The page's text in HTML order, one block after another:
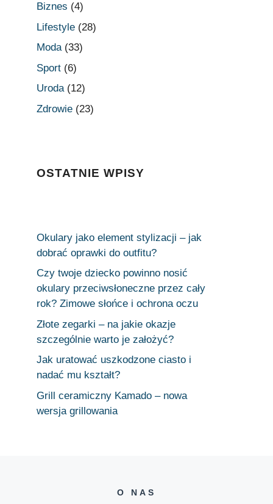
Biznes (4)
Lifestyle (28)
Moda(33)
Sport (6)
Uroda(12)
Zdrowie (23)
OSTATNIE WPISY
Okulary jako element stylizacji – jak
dobrać oprawki do outfitu?
Czy twoje dziecko powinno nosić
okulary przeciwsłoneczne przez cały
rok? Zimowe słońce i ochrona oczu
Złote zegarki – na jakie okazje
szczególnie warto je założyć?
Jak uratować uszkodzone ciasto i
nadać mu kształt?
Grill ceramiczny Kamado – nowa
wersja grillowania
O NAS